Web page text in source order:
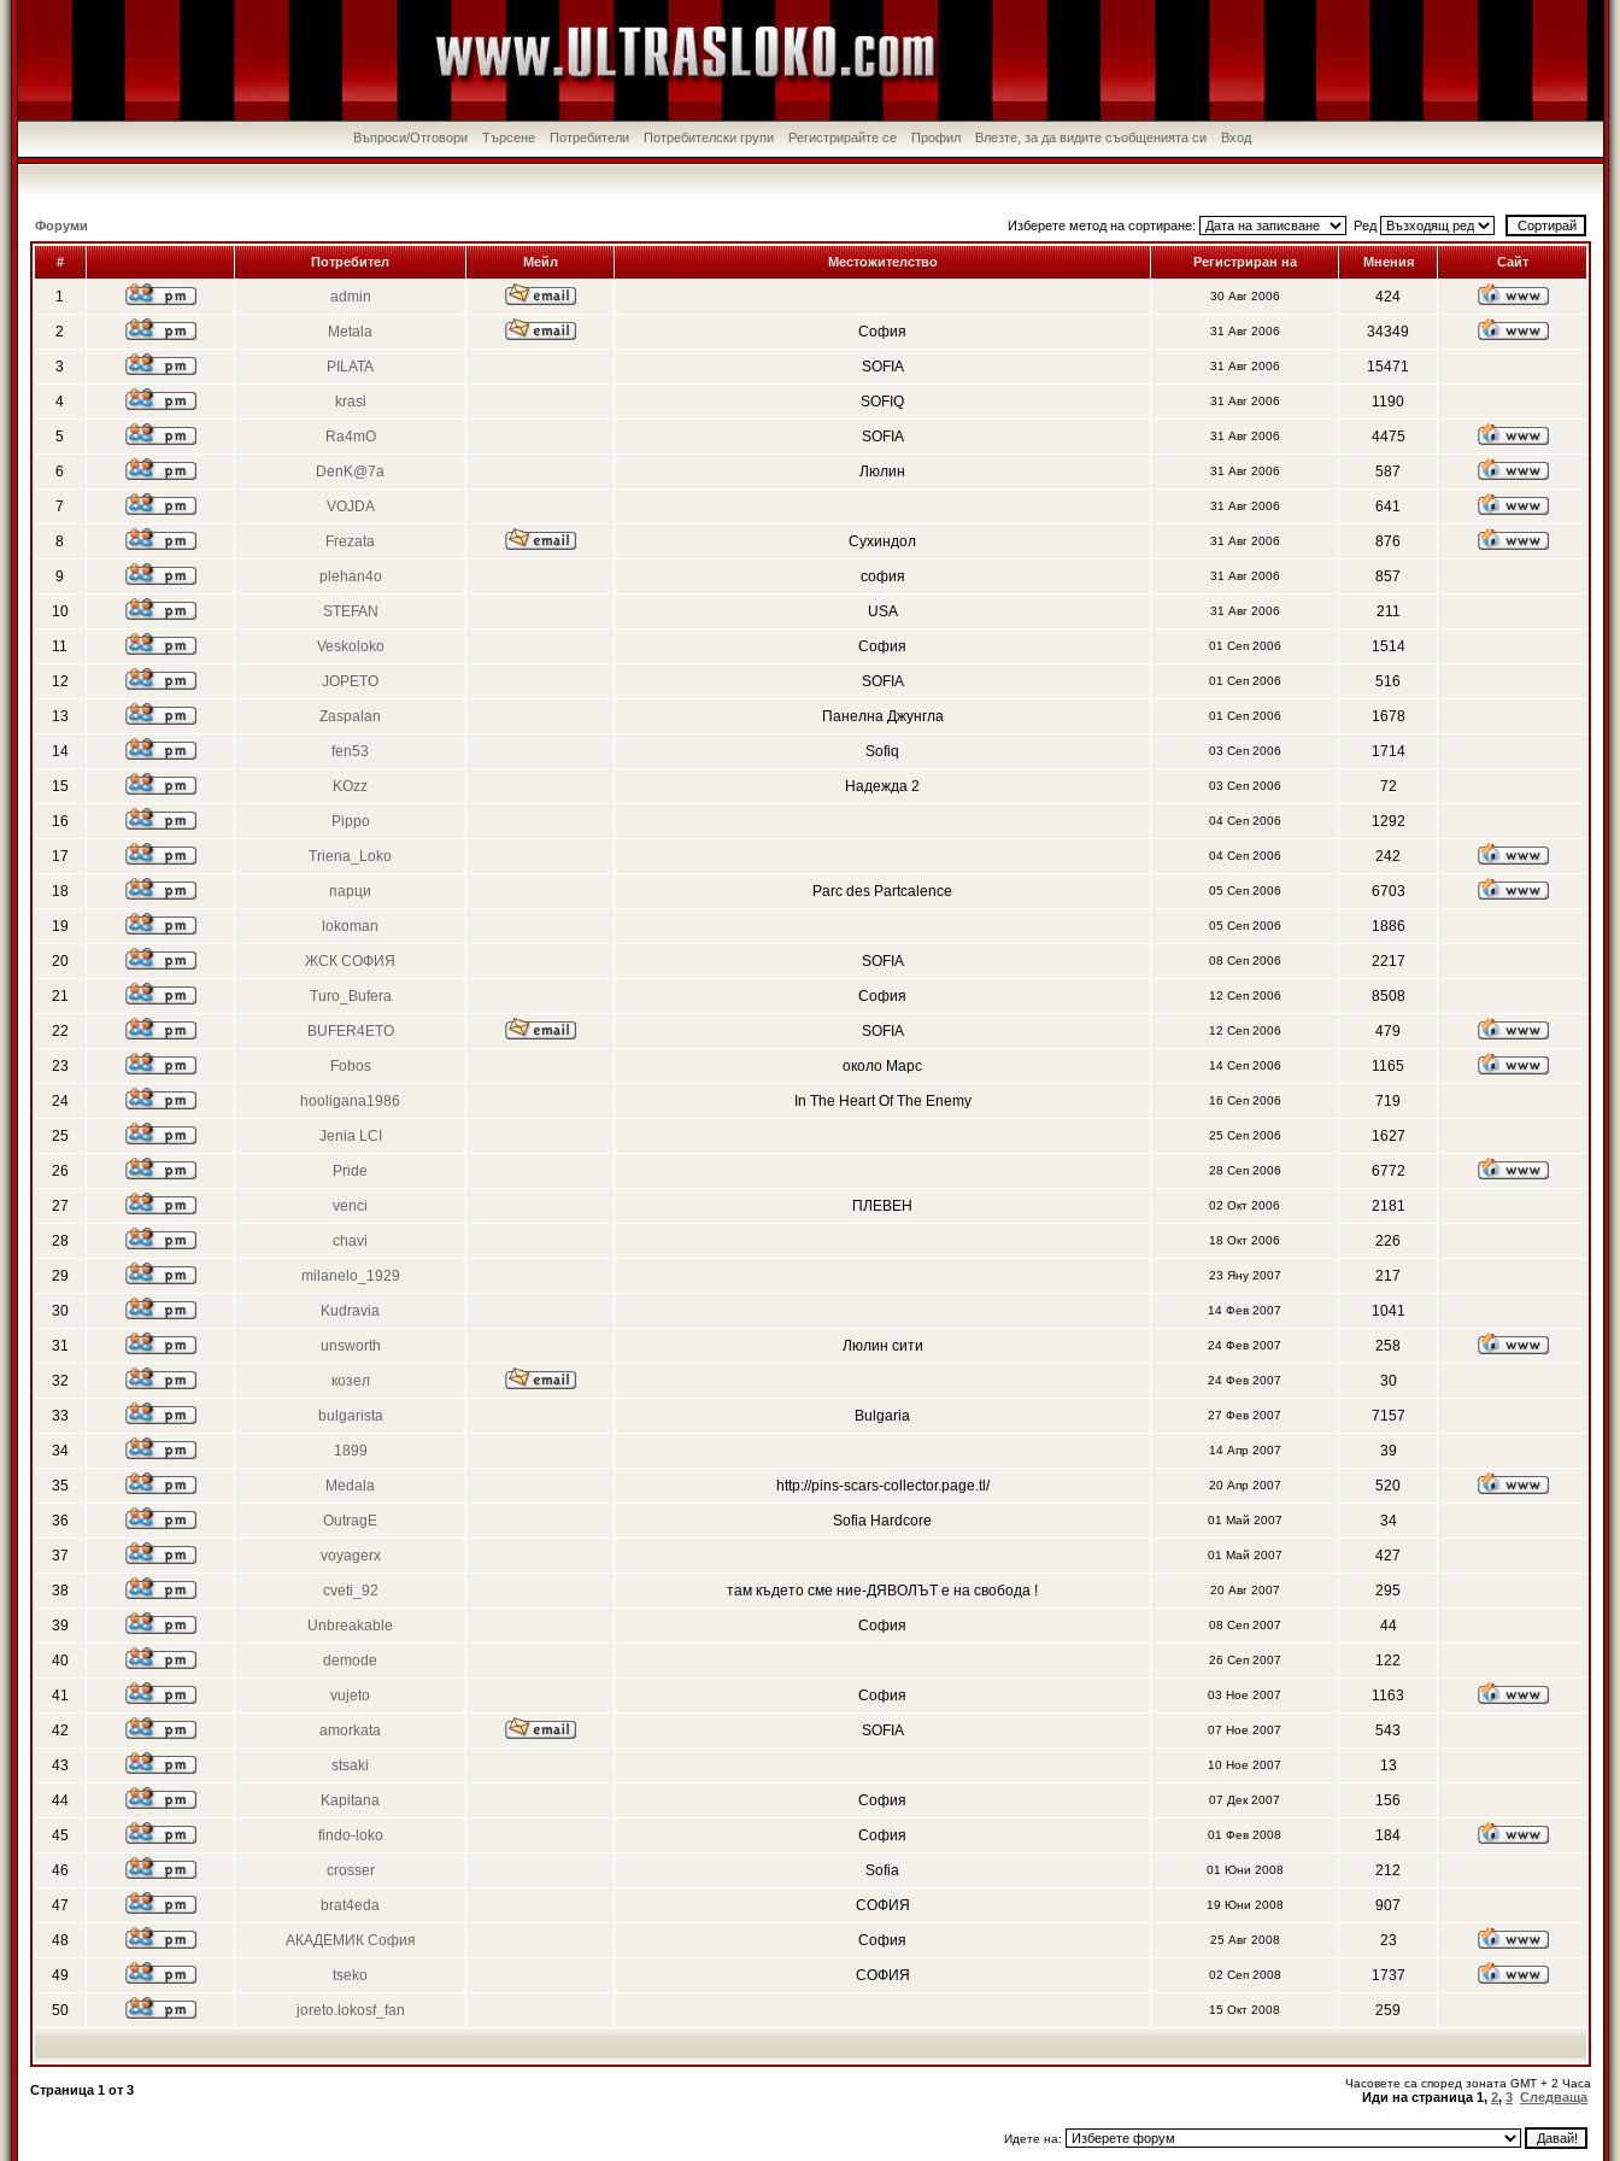
Въпроси/Отговори Търсене Потребители Потребителски групи Регистрирайте се Профил Влезте, за да видите съобщенията си Вход
Форуми Изберете метод на сортиране: Ред
# Потребител Мейл Местожителство Регистриран на Мнения Сайт
1 admin 30 Авг 2006 424
2 Metala София 31 Авг 2006 34349
3 PILATA SOFIA 31 Авг 2006 15471
4 krasi SOFIQ 31 Авг 2006 1190
5 Ra4mO SOFIA 31 Авг 2006 4475
6 DenK@7a Люлин 31 Авг 2006 587
7 VOJDA 31 Авг 2006 641
8 Frezata Сухиндол 31 Авг 2006 876
9 plehan4o софия 31 Авг 2006 857
10 STEFAN USA 31 Авг 2006 211
11 Veskoloko София 01 Сеп 2006 1514
12 JOPETO SOFIA 01 Сеп 2006 516
13 Zaspalan Панелна Джунгла 01 Сеп 2006 1678
14 fen53 Sofiq 03 Сеп 2006 1714
15 KOzz Надежда 2 03 Сеп 2006 72
16 Pippo 04 Сеп 2006 1292
17 Triena_Loko 04 Сеп 2006 242
18 парци Parc des Partcalence 05 Сеп 2006 6703
19 lokoman 05 Сеп 2006 1886
20 ЖСК СОФИЯ SOFIA 08 Сеп 2006 2217
21 Turo_Bufera София 12 Сеп 2006 8508
22 BUFER4ETO SOFIA 12 Сеп 2006 479
23 Fobos около Марс 14 Сеп 2006 1165
24 hooligana1986 In The Heart Of The Enemy 16 Сеп 2006 719
25 Jenia LCI 25 Сеп 2006 1627
26 Pride 28 Сеп 2006 6772
27 venci ПЛЕВЕН 02 Окт 2006 2181
28 chavi 18 Окт 2006 226
29 milanelo_1929 23 Яну 2007 217
30 Kudravia 14 Фев 2007 1041
31 unsworth Люлин сити 24 Фев 2007 258
32 козел 24 Фев 2007 30
33 bulgarista Bulgaria 27 Фев 2007 7157
34 1899 14 Апр 2007 39
35 Medala http://pins-scars-collector.page.tl/ 20 Апр 2007 520
36 OutragE Sofia Hardcore 01 Май 2007 34
37 voyagerx 01 Май 2007 427
38 cveti_92 там където сме ние-ДЯВОЛЪТ е на свобода ! 20 Авг 2007 295
39 Unbreakable София 08 Сеп 2007 44
40 demode 26 Сеп 2007 122
41 vujeto София 03 Ное 2007 1163
42 amorkata SOFIA 07 Ное 2007 543
43 stsaki 10 Ное 2007 13
44 Kapitana София 07 Дек 2007 156
45 findo-loko София 01 Фев 2008 184
46 crosser Sofia 01 Юни 2008 212
47 brat4eda СОФИЯ 19 Юни 2008 907
48 АКАДЕМИК София София 25 Авг 2008 23
49 tseko СОФИЯ 02 Сеп 2008 1737
50 joreto.lokosf_fan 15 Окт 2008 259
Страница 1 от 3 Часовете са според зоната GMT + 2 Часа
Иди на страница 1, 2, 3 Следваща
Идете на: